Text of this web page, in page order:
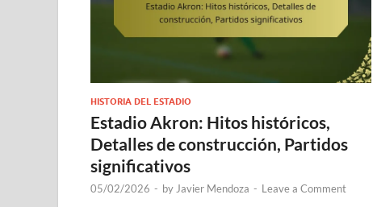
HISTORIA DEL ESTADIO
Estadio Akron: Hitos históricos,
Detalles de construcción, Partidos
significativos
05/02/2026 - by Javier Mendoza - Leave a Comment